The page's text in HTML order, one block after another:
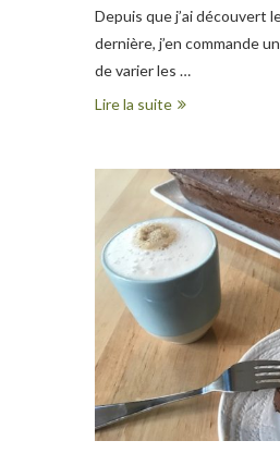
Depuis que j’ai découvert
dernière, j’en commande
de varier les …
Lire la suite